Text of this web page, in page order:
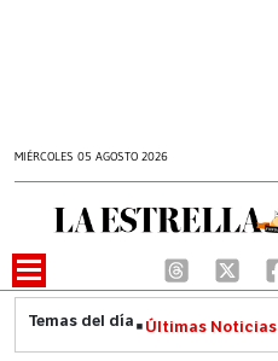
MIÉRCOLES 05 AGOSTO 2026
Últimas Noticias